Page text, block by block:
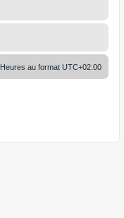
Heures au format UTC+02:00